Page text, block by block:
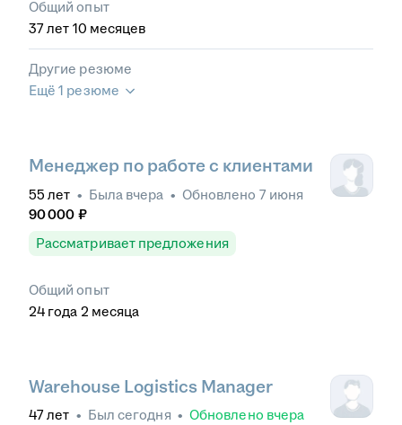
Общий опыт
37лет 10 месяцев
Другие резюме
Ещё 1 резюме
Менеджер по работе с клиентами
55 лет • Была вчера • Обновлено 7 июня
90 000 ₽
Рассматривает предложения
Общий опыт
24 года 2 месяца
Warehouse Logistics Manager
47лет • Был сегодня • Обновлено вчера